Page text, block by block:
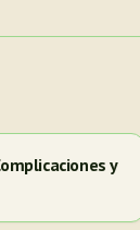
y